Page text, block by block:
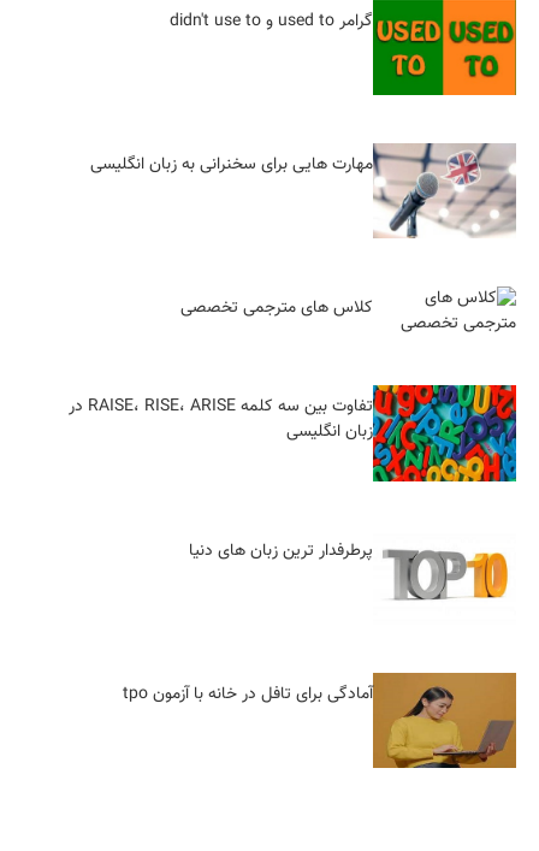
گرامر used to و didn't use to
مهارت هایی برای سخنرانی به زبان انگلیسی
کلاس های مترجمی تخصصی
تفاوت بین سه کلمه RAISE، RISE، ARISE در
زبان انگلیسی
پرطرفدار ترین زبان های دنیا
آمادگی برای تافل در خانه با آزمون tpo